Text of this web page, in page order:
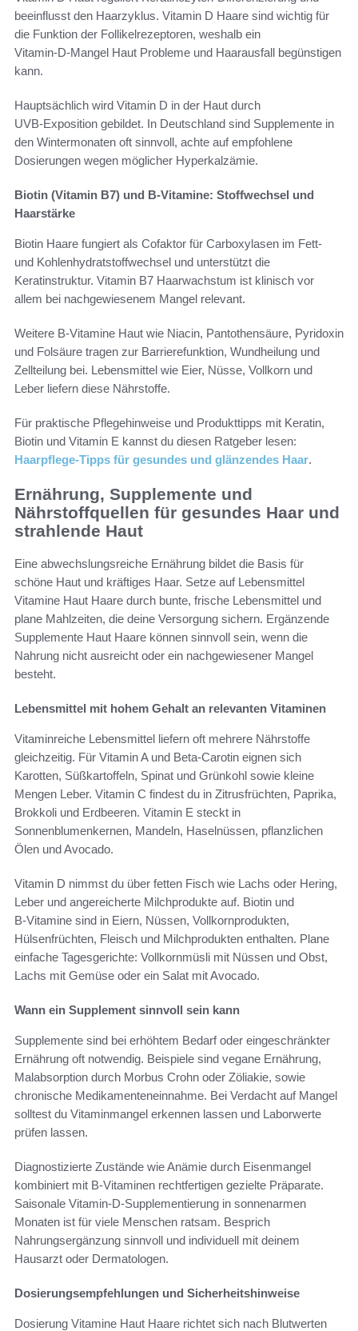
beeinflusst den Haarzyklus. Vitamin D Haare sind wichtig für
die Funktion der Follikelrezeptoren, weshalb ein
Vitamin‑D‑Mangel Haut Probleme und Haarausfall begünstigen
kann.
Hauptsächlich wird Vitamin D in der Haut durch
UVB‑Exposition gebildet. In Deutschland sind Supplemente in
den Wintermonaten oft sinnvoll, achte auf empfohlene
Dosierungen wegen möglicher Hyperkalzämie.
Biotin (Vitamin B7) und B‑Vitamine: Stoffwechsel und
Haarstärke
Biotin Haare fungiert als Cofaktor für Carboxylasen im Fett‑
und Kohlenhydratstoffwechsel und unterstützt die
Keratinstruktur. Vitamin B7 Haarwachstum ist klinisch vor
allem bei nachgewiesenem Mangel relevant.
Weitere B‑Vitamine Haut wie Niacin, Pantothensäure, Pyridoxin
und Folsäure tragen zur Barrierefunktion, Wundheilung und
Zellteilung bei. Lebensmittel wie Eier, Nüsse, Vollkorn und
Leber liefern diese Nährstoffe.
Für praktische Pflegehinweise und Produkttipps mit Keratin,
Biotin und Vitamin E kannst du diesen Ratgeber lesen:
Haarpflege-Tipps für gesundes und glänzendes Haar.
Ernährung, Supplemente und
Nährstoffquellen für gesundes Haar und
strahlende Haut
Eine abwechslungsreiche Ernährung bildet die Basis für
schöne Haut und kräftiges Haar. Setze auf Lebensmittel
Vitamine Haut Haare durch bunte, frische Lebensmittel und
plane Mahlzeiten, die deine Versorgung sichern. Ergänzende
Supplemente Haut Haare können sinnvoll sein, wenn die
Nahrung nicht ausreicht oder ein nachgewiesener Mangel
besteht.
Lebensmittel mit hohem Gehalt an relevanten Vitaminen
Vitaminreiche Lebensmittel liefern oft mehrere Nährstoffe
gleichzeitig. Für Vitamin A und Beta‑Carotin eignen sich
Karotten, Süßkartoffeln, Spinat und Grünkohl sowie kleine
Mengen Leber. Vitamin C findest du in Zitrusfrüchten, Paprika,
Brokkoli und Erdbeeren. Vitamin E steckt in
Sonnenblumenkernen, Mandeln, Haselnüssen, pflanzlichen
Ölen und Avocado.
Vitamin D nimmst du über fetten Fisch wie Lachs oder Hering,
Leber und angereicherte Milchprodukte auf. Biotin und
B‑Vitamine sind in Eiern, Nüssen, Vollkornprodukten,
Hülsenfrüchten, Fleisch und Milchprodukten enthalten. Plane
einfache Tagesgerichte: Vollkornmüsli mit Nüssen und Obst,
Lachs mit Gemüse oder ein Salat mit Avocado.
Wann ein Supplement sinnvoll sein kann
Supplemente sind bei erhöhtem Bedarf oder eingeschränkter
Ernährung oft notwendig. Beispiele sind vegane Ernährung,
Malabsorption durch Morbus Crohn oder Zöliakie, sowie
chronische Medikamenteneinnahme. Bei Verdacht auf Mangel
solltest du Vitaminmangel erkennen lassen und Laborwerte
prüfen lassen.
Diagnostizierte Zustände wie Anämie durch Eisenmangel
kombiniert mit B‑Vitaminen rechtfertigen gezielte Präparate.
Saisonale Vitamin‑D‑Supplementierung in sonnenarmen
Monaten ist für viele Menschen ratsam. Besprich
Nahrungsergänzung sinnvoll und individuell mit deinem
Hausarzt oder Dermatologen.
Dosierungsempfehlungen und Sicherheitshinweise
Dosierung Vitamine Haut Haare richtet sich nach Blutwerten